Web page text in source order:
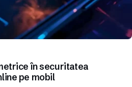
în securitatea
pe mobil